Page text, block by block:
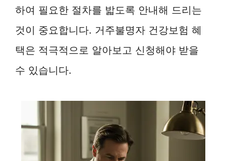
하여 필요한 절차를 밟도록 안내해 드리는
것이 중요합니다. 거주불명자 건강보험 혜
택은 적극적으로 알아보고 신청해야 받을
수 있습니다.